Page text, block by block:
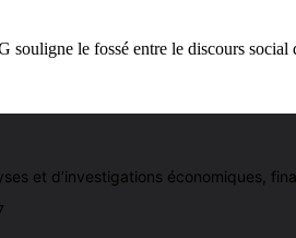
le fossé entre le discours social
et d’investigations économiques,